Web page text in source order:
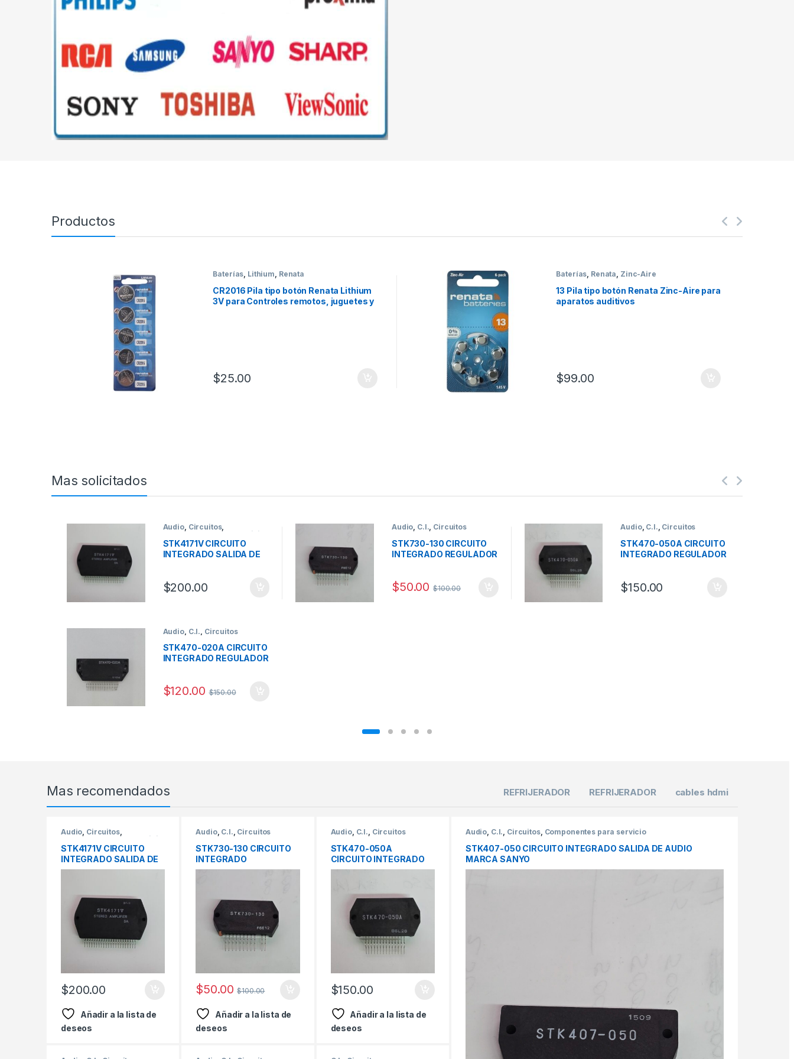
Productos
Baterías, Lithium, Renata
CR2016 Pila tipo botón Renata Lithium
3V para Controles remotos, juguetes y
$25.00
Baterías, Renata, Zinc-Aire
13 Pila tipo botón Renata Zinc-Aire para
aparatos auditivos
$99.00
Mas solicitados
Audio, Circuitos,
Componentes para servicio
STK4171V CIRCUITO
INTEGRADO SALIDA DE
$200.00
Audio, C.I., Circuitos
STK730-130 CIRCUITO
INTEGRADO REGULADOR
$50.00 $100.00
Audio, C.I., Circuitos
STK470-050A CIRCUITO
INTEGRADO REGULADOR
$150.00
Audio, C.I. Circuitos
STK470-020A CIRCUITO
INTEGRADO REGULADOR
$120.00 $150.00
Mas recomendados REFRIJERADOR REFRIJERADOR cables hdmi
Audio Circuitos,
Componentes para servicio
STK4171V CIRCUITO
INTEGRADO SALIDA DE
AUDIO 22PINES MARCA
$200.00
Añadir a la lista de
deseos
Audio, C.I. Circuitos
STK730-130 CIRCUITO
INTEGRADO
REGULADOR MARCA
$50.00 $100.00
Añadir a la lista de
deseos
Audio, C.I. Circuitos
STK470-050A
CIRCUITO INTEGRADO
REGULADOR MARCA
$150.00
Añadir a la lista de
deseos
Audio C.I. Circuitos, Componentes para servicio
STK407-050 CIRCUITO INTEGRADO SALIDA DE AUDIO
MARCA SANYO